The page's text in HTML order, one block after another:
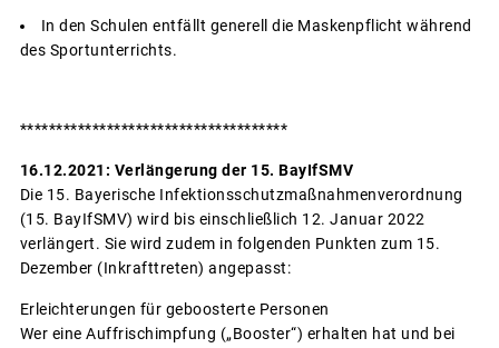
In den Schulen entfällt generell die Maskenpflicht während
des Sportunterrichts.
*************************************
16.12.2021: Verlängerung der 15. BayIfSMV
Die 15. Bayerische Infektionsschutzmaßnahmenverordnung
(15. BayIfSMV) wird bis einschließlich 12. Januar 2022
verlängert. Sie wird zudem in folgenden Punkten zum 15.
Dezember (Inkrafttreten) angepasst:
Erleichterungen für geboosterte Personen
Wer eine Auffrischimpfung („Booster“) erhalten hat und bei